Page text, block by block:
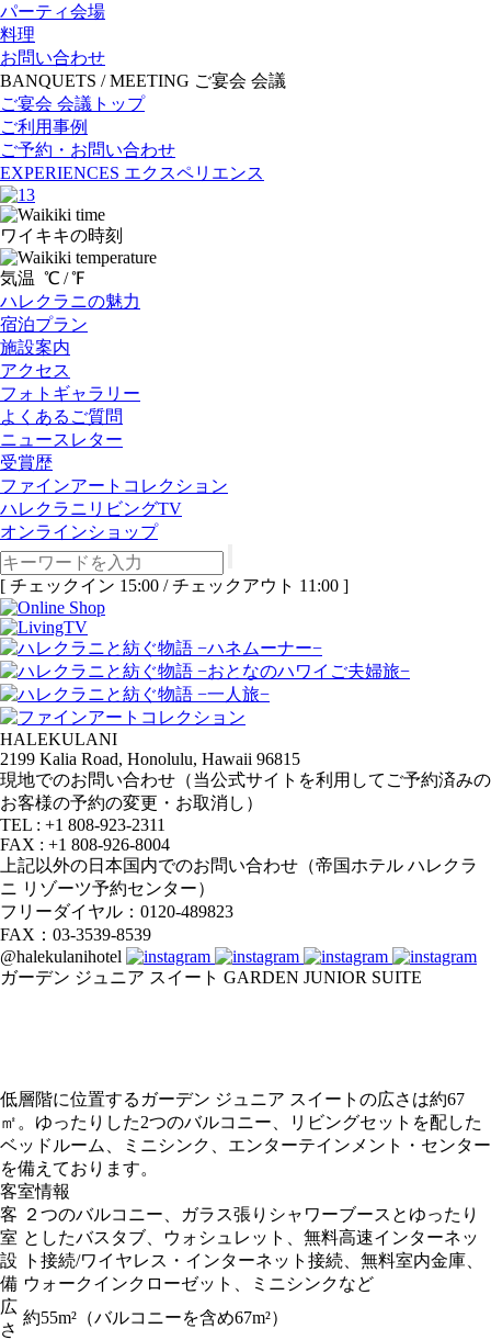
パーティ会場
料理
お問い合わせ
BANQUETS / MEETING ご宴会 会議
ご宴会 会議トップ
ご利用事例
ご予約・お問い合わせ
EXPERIENCES エクスペリエンス
ワイキキの時刻
気温 ℃ /℉
ハレクラニの魅力
宿泊プラン
施設案内
アクセス
フォトギャラリー
よくあるご質問
ニュースレター
受賞歴
ファインアートコレクション
ハレクラニリビングTV
オンラインショップ
[ チェックイン 15:00 / チェックアウト 11:00 ]
HALEKULANI
2199 Kalia Road, Honolulu, Hawaii 96815
現地でのお問い合わせ（当公式サイトを利用してご予約済みの
お客様の予約の変更・お取消し）
TEL : +1 808-923-2311
FAX : +1 808-926-8004
上記以外の日本国内でのお問い合わせ（帝国ホテル ハレクラ
ニ リゾーツ予約センター）
フリーダイヤル：0120-489823
FAX：03-3539-8539
@halekulanihotel
ガーデン ジュニア スイート GARDEN JUNIOR SUITE
低層階に位置するガーデン ジュニア スイートの広さは約67
㎡。ゆったりした2つのバルコニー、リビングセットを配した
ベッドルーム、ミニシンク、エンターテインメント・センター
を備えております。
客室情報
客
室
設
備
２つのバルコニー、ガラス張りシャワーブースとゆったり
としたバスタブ、ウォシュレット、無料高速インターネッ
ト接続/ワイヤレス・インターネット接続、無料室内金庫、
ウォークインクローゼット、ミニシンクなど
広
さ
約55m²（バルコニーを含め67m²）